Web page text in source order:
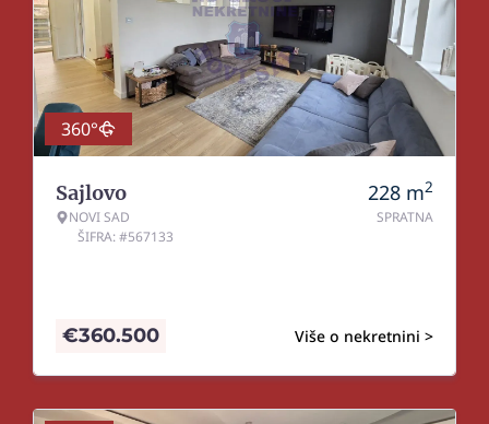
360°
Sajlovo
NOVI SAD
ŠIFRA: #567133
228 m2
SPRATNA
Više o nekretnini >
€360.500